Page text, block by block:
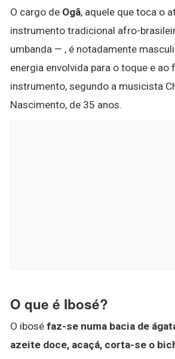
O cargo de Ogã, aquele que toca o
instrumento tradicional afro-
umbanda — , é notadamente
energia envolvida para o toque e
instrumento, segundo a musicista
Nascimento, de 35 anos.
O que é Ibosé?
O ibosé faz-se numa bacia de
azeite doce, acaçá, corta-se o